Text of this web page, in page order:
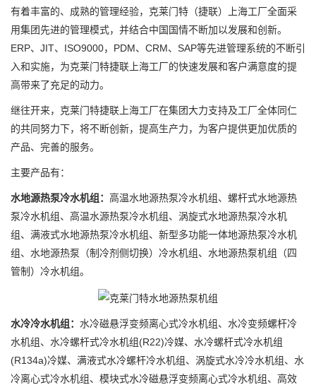
有着丰富的、成熟的管理经验，克莱门特（捷联）上海工厂全面采
用集团先进的管理模式，并结合中国国情不断加以发展和创新。
ERP、JIT、ISO9000，PDM、CRM、SAP等先进管理系统的不断引
入和实施，为克莱门特捷联上海工厂的快速发展和客户满意度的提
高带来了充足的动力。
继往开来，克莱门特捷联上海工厂在集团大力支持及工厂全体同仁
的共同努力下，将不断创新，提高生产力，为客户提供更加优质的
产品、完善的服务。
主要产品有：
水地源热泵冷水机组： 高温水地源热泵冷水机组、螺杆式水地源热
泵冷水机组、高温水源热泵冷水机组、涡旋式水地源热泵冷水机
组、满液式水地源热泵冷水机组、新型多功能一体地源热泵冷水机
组、水地源热泵（制冷剂侧切换）冷水机组、水地源热泵机组（四
管制）冷水机组。
水冷冷水机组： 水冷磁悬浮变频离心式冷水机组、水冷变频螺杆冷
水机组、水冷螺杆式冷水机组(R22)冷媒、水冷螺杆式冷水机组
(R134a)冷媒、满液式水冷螺杆冷水机组、涡旋式水冷冷水机组、水
冷离心式冷水机组、模块式水冷磁悬浮变频离心式冷水机组、高效